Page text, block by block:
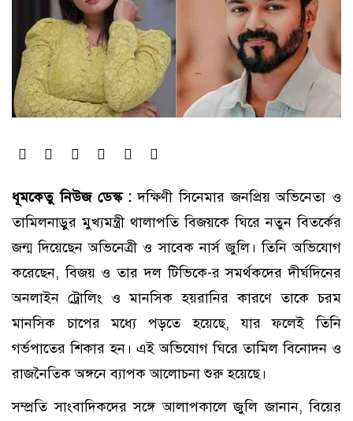
ধূমকেতু নিউজ ডেস্ক :দক্ষিণী সিনেমার জনপ্রিয় অভিনেতা ও
তামিলনাড়ুর মুখ্যমন্ত্রী থালাপতি বিজয়কে ঘিরে নতুন বিতর্কের
জন্ম দিয়েছেন অভিনেত্রী ও সাবেক নার্স জুলি। তিনি অভিযোগ
করেছেন, বিজয় ও তার দল টিভিকে-র সমর্থকদের দীর্ঘদিনের
অনলাইন ট্রোলিং ও মানসিক হয়রানির কারণে তাকে চরম
মানসিক চাপের মধ্যে পড়তে হয়েছে, যার ফলেই তিনি
গর্ভপাতের শিকার হন। এই অভিযোগ ঘিরে তামিল বিনোদন ও
রাজনৈতিক অঙ্গনে ব্যাপক আলোচনা শুরু হয়েছে।
সম্প্রতি সাংবাদিকদের সঙ্গে আলাপকালে জুলি জানান, বিয়ের